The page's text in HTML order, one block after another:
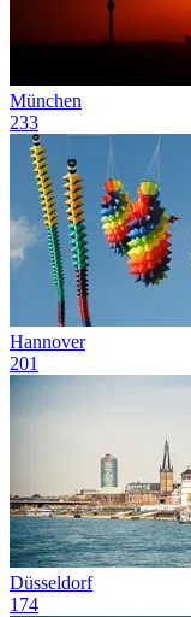
München
233
Hannover
201
Düsseldorf
174